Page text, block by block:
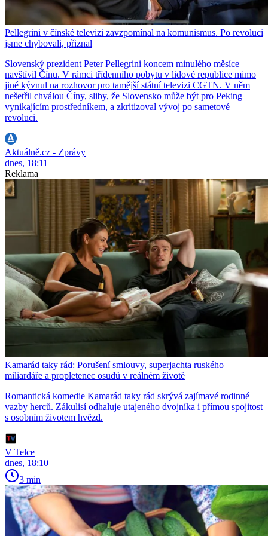
Pellegrini v čínské televizi zavzpomínal na komunismus. Po revoluci
jsme chybovali, přiznal
Slovenský prezident Peter Pellegrini koncem minulého měsíce
navštívil Čínu. V rámci třídenního pobytu v lidové republice mimo
jiné kývnul na rozhovor pro tamější státní televizi CGTN. V něm
nešetřil chválou Číny, sliby, že Slovensko může být pro Peking
vynikajícím prostředníkem, a zkritizoval vývoj po sametové
revoluci.
Aktuálně.cz - Zprávy
dnes, 18:11
Reklama
Kamarád taky rád: Porušení smlouvy, superjachta ruského
miliardáře a propletenec osudů v reálném životě
Romantická komedie Kamarád taky rád skrývá zajímavé rodinné
vazby herců. Zákulisí odhaluje utajeného dvojníka i přímou spojitost
s osobním životem hvězd.
V Telce
dnes, 18:10
3 min